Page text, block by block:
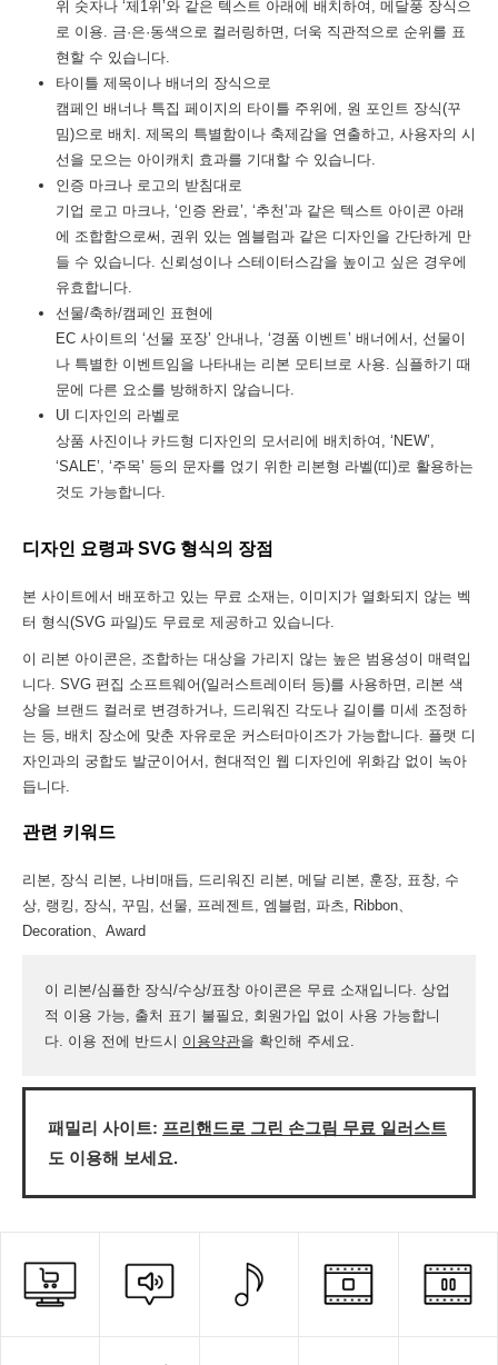
위 숫자나 ‘제1위’와 같은 텍스트 아래에 배치하여, 메달풍 장식으
로 이용. 금·은·동색으로 컬러링하면, 더욱 직관적으로 순위를 표
현할 수 있습니다.
타이틀 제목이나 배너의 장식으로
캠페인 배너나 특집 페이지의 타이틀 주위에, 원 포인트 장식(꾸
밈)으로 배치. 제목의 특별함이나 축제감을 연출하고, 사용자의 시
선을 모으는 아이캐치 효과를 기대할 수 있습니다.
인증 마크나 로고의 받침대로
기업 로고 마크나, ‘인증 완료’, ‘추천’과 같은 텍스트 아이콘 아래
에 조합함으로써, 권위 있는 엠블럼과 같은 디자인을 간단하게 만
들 수 있습니다. 신뢰성이나 스테이터스감을 높이고 싶은 경우에
유효합니다.
선물/축하/캠페인 표현에
EC 사이트의 ‘선물 포장’ 안내나, ‘경품 이벤트’ 배너에서, 선물이
나 특별한 이벤트임을 나타내는 리본 모티브로 사용. 심플하기 때
문에 다른 요소를 방해하지 않습니다.
UI 디자인의 라벨로
상품 사진이나 카드형 디자인의 모서리에 배치하여, ‘NEW’,
‘SALE’, ‘주목’ 등의 문자를 얹기 위한 리본형 라벨(띠)로 활용하는
것도 가능합니다.
디자인 요령과 SVG 형식의 장점
본 사이트에서 배포하고 있는 무료 소재는, 이미지가 열화되지 않는 벡
터 형식(SVG 파일)도 무료로 제공하고 있습니다.
이 리본 아이콘은, 조합하는 대상을 가리지 않는 높은 범용성이 매력입
니다. SVG 편집 소프트웨어(일러스트레이터 등)를 사용하면, 리본 색
상을 브랜드 컬러로 변경하거나, 드리워진 각도나 길이를 미세 조정하
는 등, 배치 장소에 맞춘 자유로운 커스터마이즈가 가능합니다. 플랫 디
자인과의 궁합도 발군이어서, 현대적인 웹 디자인에 위화감 없이 녹아
듭니다.
관련 키워드
리본, 장식 리본, 나비매듭, 드리워진 리본, 메달 리본, 훈장, 표창, 수
상, 랭킹, 장식, 꾸밈, 선물, 프레젠트, 엠블럼, 파츠, Ribbon、
Decoration、Award
이 리본/심플한 장식/수상/표창 아이콘은 무료 소재입니다. 상업
적 이용 가능, 출처 표기 불필요, 회원가입 없이 사용 가능합니
다. 이용 전에 반드시 이용약관을 확인해 주세요.
패밀리 사이트: 프리핸드로 그린 손그림 무료 일러스트
도 이용해 보세요.